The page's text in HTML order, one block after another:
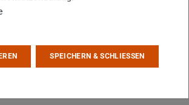
...
SPEICHERN & SCHLIESSEN